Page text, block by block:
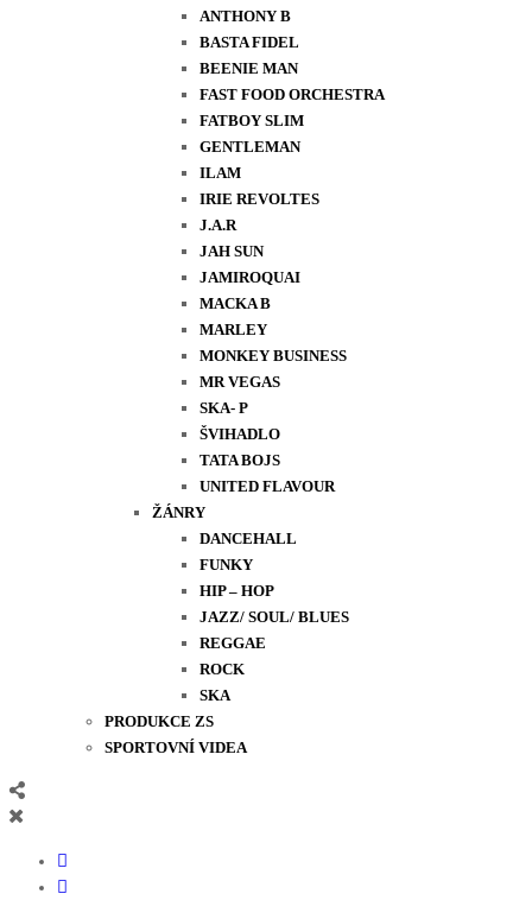
ANTHONY B
BASTA FIDEL
BEENIE MAN
FAST FOOD ORCHESTRA
FATBOY SLIM
GENTLEMAN
ILAM
IRIE REVOLTES
J.A.R
JAH SUN
JAMIROQUAI
MACKA B
MARLEY
MONKEY BUSINESS
MR VEGAS
SKA- P
ŠVIHADLO
TATA BOJS
UNITED FLAVOUR
ŽÁNRY
DANCEHALL
FUNKY
HIP – HOP
JAZZ/ SOUL/ BLUES
REGGAE
ROCK
SKA
PRODUKCE ZS
SPORTOVNÍ VIDEA